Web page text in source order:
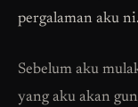
pergalaman aku
Sebelum aku
yang aku akan